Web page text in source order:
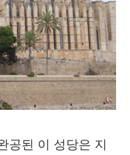
공된 이 성당은 지